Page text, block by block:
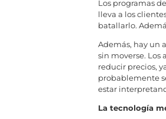
Los programas
lleva a los
batallarlo.
Además, hay un
sin moverse. Los
reducir precios,
probablemente
estar
La tecnología